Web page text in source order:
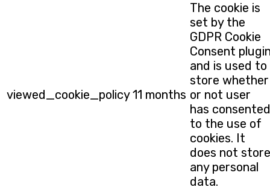
viewed_cookie_policy11 months
The cookie is
set by the
GDPR Cookie
Consent
and is used to
store whether
or not user
has consented
to the use of
cookies. It
does not store
any personal
data.